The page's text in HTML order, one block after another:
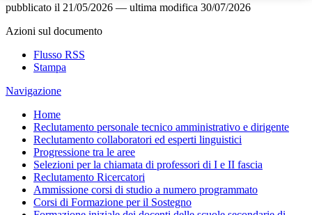
pubblicato il 21/05/2026 — ultima modifica 30/07/2026
Azioni sul documento
Flusso RSS
Stampa
Navigazione
Home
Reclutamento personale tecnico amministrativo e dirigente
Reclutamento collaboratori ed esperti linguistici
Progressione tra le aree
Selezioni per la chiamata di professori di I e II fascia
Reclutamento Ricercatori
Ammissione corsi di studio a numero programmato
Corsi di Formazione per il Sostegno